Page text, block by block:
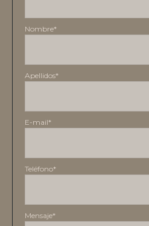
Nombre*
Apellidos*
E-mail*
Teléfono*
Mensaje*